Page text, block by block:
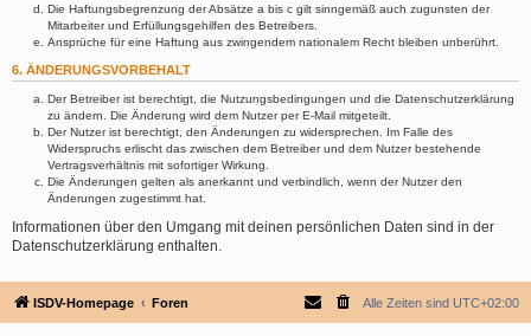
Die Haftungsbegrenzung der Absätze a bis c gilt sinngemäß auch zugunsten der
Mitarbeiter und Erfüllungsgehilfen des Betreibers.
Ansprüche für eine Haftung aus zwingendem nationalem Recht bleiben unberührt.
6. ÄNDERUNGSVORBEHALT
Der Betreiber ist berechtigt, die Nutzungsbedingungen und die Datenschutzerklärung
zu ändern. Die Änderung wird dem Nutzer per E-Mail mitgeteilt.
Der Nutzer ist berechtigt, den Änderungen zu widersprechen. Im Falle des
Widerspruchs erlischt das zwischen dem Betreiber und dem Nutzer bestehende
Vertragsverhältnis mit sofortiger Wirkung.
Die Änderungen gelten als anerkannt und verbindlich, wenn der Nutzer den
Änderungen zugestimmt hat.
Informationen über den Umgang mit deinen persönlichen Daten sind in der
Datenschutzerklärung enthalten.
ISDV-Homepage Foren Alle Zeiten sind UTC+02:00